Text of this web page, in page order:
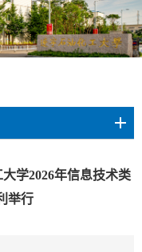
学2026年信息技术类
举行